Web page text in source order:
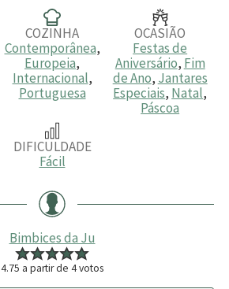
COZINHA
Contemporânea,
Europeia,
Internacional,
Portuguesa
OCASIÃO
Festas de
Aniversário, Fim
de Ano, Jantares
Especiais, Natal,
Páscoa
DIFICULDADE
Fácil
Bimbices da Ju
4.75 a partir de 4votos